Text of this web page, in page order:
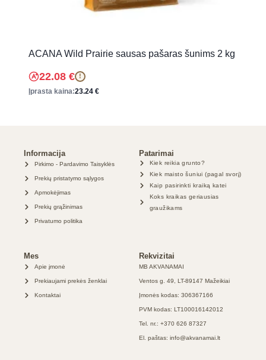
ACANA Wild Prairie sausas pašaras šunims 2 kg
22.08 € !
Įprasta kaina:23.24 €
Informacija
Pirkimo - Pardavimo Taisyklės
Prekių pristatymo sąlygos
Apmokėjimas
Prekių grąžinimas
Privatumo politika
Patarimai
Kiek reikia grunto?
Kiek maisto šuniui (pagal svorį)
Kaip pasirinkti kraiką katei
Koks kraikas geriausias
graužikams
Mes
Apie įmonė
Prekiaujami prekės ženklai
Kontaktai
Rekvizitai
MB AKVANAMAI
Ventos g. 49, LT-89147 Mažeikiai
Įmonės kodas: 306367166
PVM kodas: LT100016142012
Tel. nr.: +370 626 87327
El. paštas: info@akvanamai.lt